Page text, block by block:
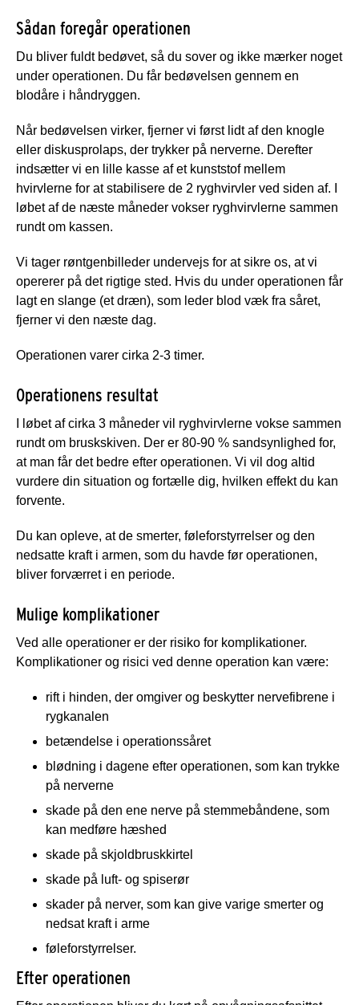
Sådan foregår operationen
Du bliver fuldt bedøvet, så du sover og ikke mærker noget
under operationen. Du får bedøvelsen gennem en
blodåre i håndryggen.
Når bedøvelsen virker, fjerner vi først lidt af den knogle
eller diskusprolaps, der trykker på nerverne. Derefter
indsætter vi en lille kasse af et kunststof mellem
hvirvlerne for at stabilisere de 2 ryghvirvler ved siden af. I
løbet af de næste måneder vokser ryghvirvlerne sammen
rundt om kassen.
Vi tager røntgenbilleder undervejs for at sikre os, at vi
opererer på det rigtige sted. Hvis du under operationen får
lagt en slange (et dræn), som leder blod væk fra såret,
fjerner vi den næste dag.
Operationen varer cirka 2-3 timer.
Operationens resultat
I løbet af cirka 3 måneder vil ryghvirvlerne vokse sammen
rundt om bruskskiven. Der er 80-90 % sandsynlighed for,
at man får det bedre efter operationen. Vi vil dog altid
vurdere din situation og fortælle dig, hvilken effekt du kan
forvente.
Du kan opleve, at de smerter, føleforstyrrelser og den
nedsatte kraft i armen, som du havde før operationen,
bliver forværret i en periode.
Mulige komplikationer
Ved alle operationer er der risiko for komplikationer.
Komplikationer og risici ved denne operation kan være:
rift i hinden, der omgiver og beskytter nervefibrene i
rygkanalen
betændelse i operationssåret
blødning i dagene efter operationen, som kan trykke
på nerverne
skade på den ene nerve på stemmebåndene, som
kan medføre hæshed
skade på skjoldbruskkirtel
skade på luft- og spiserør
skader på nerver, som kan give varige smerter og
nedsat kraft i arme
føleforstyrrelser.
Efter operationen